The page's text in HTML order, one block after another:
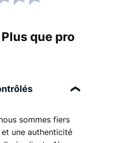
que pro
sommes fiers
une authenticité